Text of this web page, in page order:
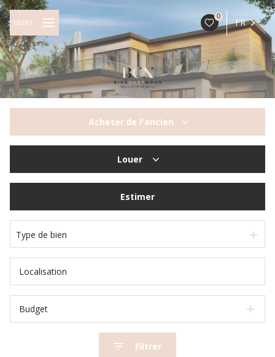
0
FR
MENU
Acheter de l'ancien
Louer
Estimer
Type de bien
Budget
Filtrer